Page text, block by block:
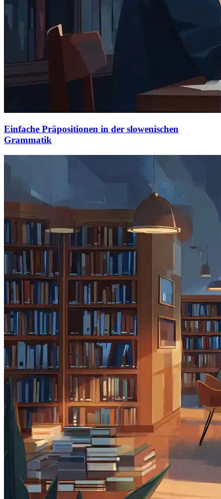
Einfache Präpositionen in der slowenischen
Grammatik